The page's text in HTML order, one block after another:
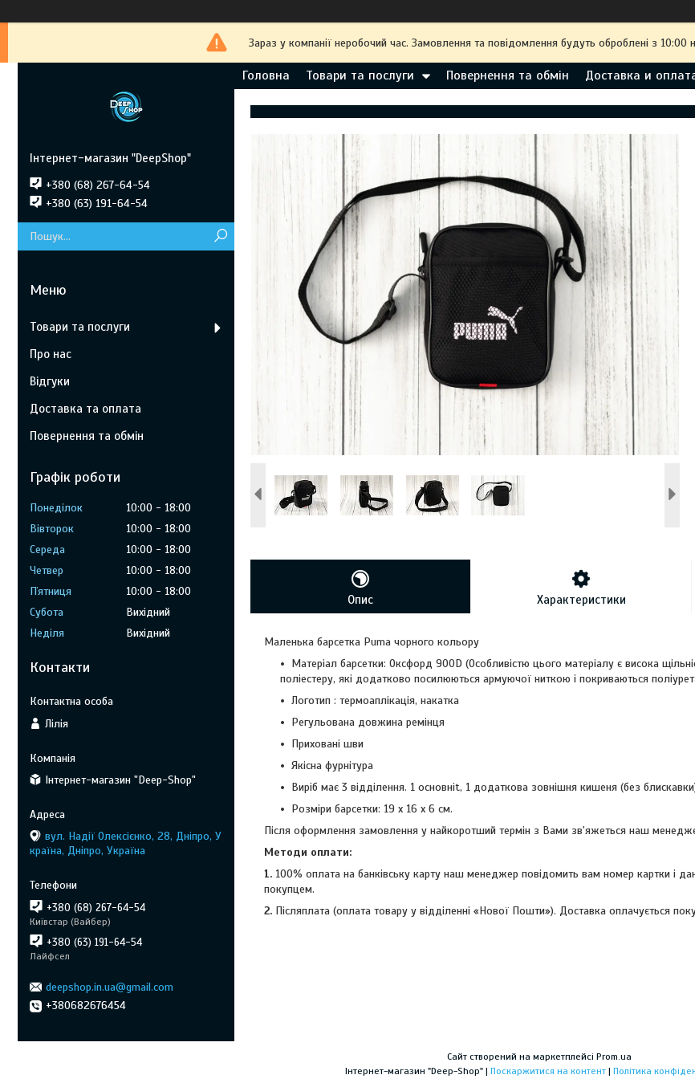
Зараз у компанії неробочий час. Замовлення та повідомлення будуть оброблені з 10:00
Головна Товари та послуги Повернення та обмін Доставка и
Опис Характеристики
Маленька барсетка Puma чорного кольору
Матеріал барсетки: Оксфорд 900D (Особливістю цього матеріалу є висока
поліестеру, які додатково посилюються армуючої ниткою і покриваються
Логотип : термоаплікація, накатка
Регульована довжина ремінця
Приховані шви
Якісна фурнітура
Виріб має 3 відділення. 1 основніt, 1 додаткова зовнішня кишеня (без
Розміри барсетки: 19 х 16 х 6 см.
Після оформлення замовлення у найкоротший термін з Вами зв'яжеться наш
Методи оплати:
1. 100% оплата на банківську карту наш менеджер повідомить вам номер картки і
покупцем.
2. Післяплата (оплата товару у відділенні «Нової Пошти»). Доставка оплачується
Інтернет-магазин "DeepShop"
+380 (68) 267-64-54
+380 (63) 191-64-54
Товари та послуги
Про нас
Відгуки
Доставка та оплата
Повернення та обмін
Графік роботи
Понеділок 10:00
18:00
Вівторок
10:00
18:00
Середа
10:00
18:00
Четвер
10:00
18:00
Пʼятниця
10:00
18:00
Субота
Вихідний
Неділя
Вихідний
Контакти
Лілія
Інтернет-магазин "Deep-Shop"
вул. Надії Олексієнко, 28, Дніпро, У
країна, Дніпро, Україна
+380 (68) 267-64-54
Київстар (Вайбер)
+380 (63) 191-64-54
Лайфсел
deepshop.in.ua@gmail.com
+380682676454
Сайт створений на маркетплейсі Prom.ua
Інтернет-магазин "Deep-Shop" | Поскаржитися на контент | Політика